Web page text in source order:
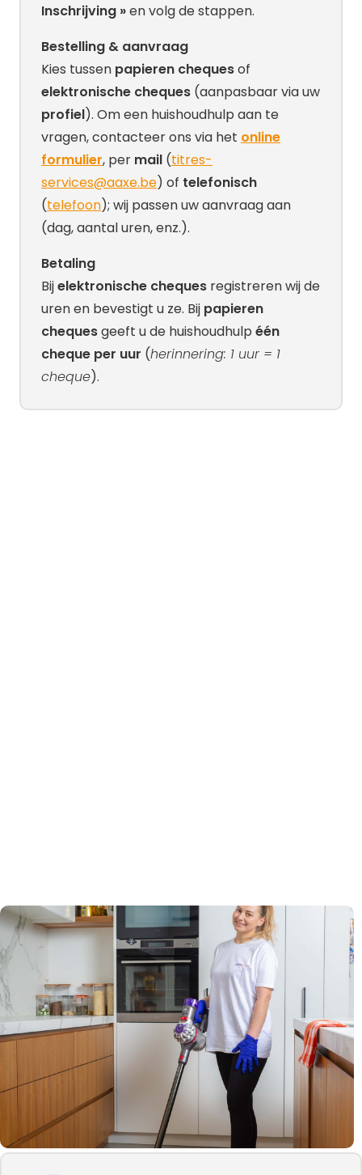
Inschrijving »en volg de stappen.
Bestelling & aanvraag
Kies tussen papieren chequesof
elektronische cheques (aanpasbaar via uw
profiel). Om een huishoudhulp aan te
vragen, contacteer ons via het online
formulier, per mail (titres-
services@aaxe.be) of telefonisch
(telefoon); wij passen uw aanvraag aan
(dag, aantal uren, enz.).
Betaling
Bijelektronische cheques registreren wij de
uren en bevestigt u ze. Bij papieren
chequesgeeft u de huishoudhulp één
cheque per uur (herinnering: 1 uur = 1
cheque).